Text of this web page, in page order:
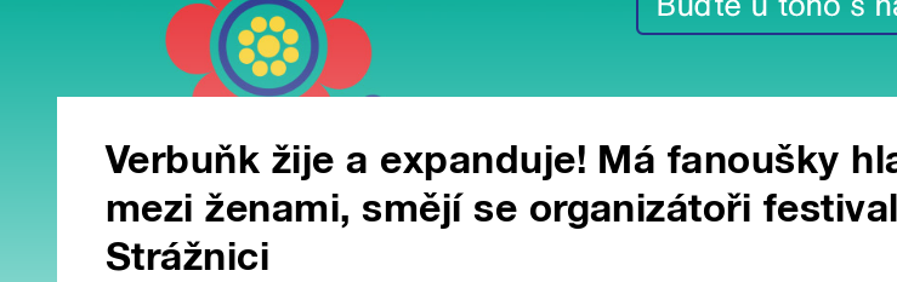
Verbuňk žije a expanduje! Má fanoušky
mezi ženami, smějí se organizátoři
Strážnici